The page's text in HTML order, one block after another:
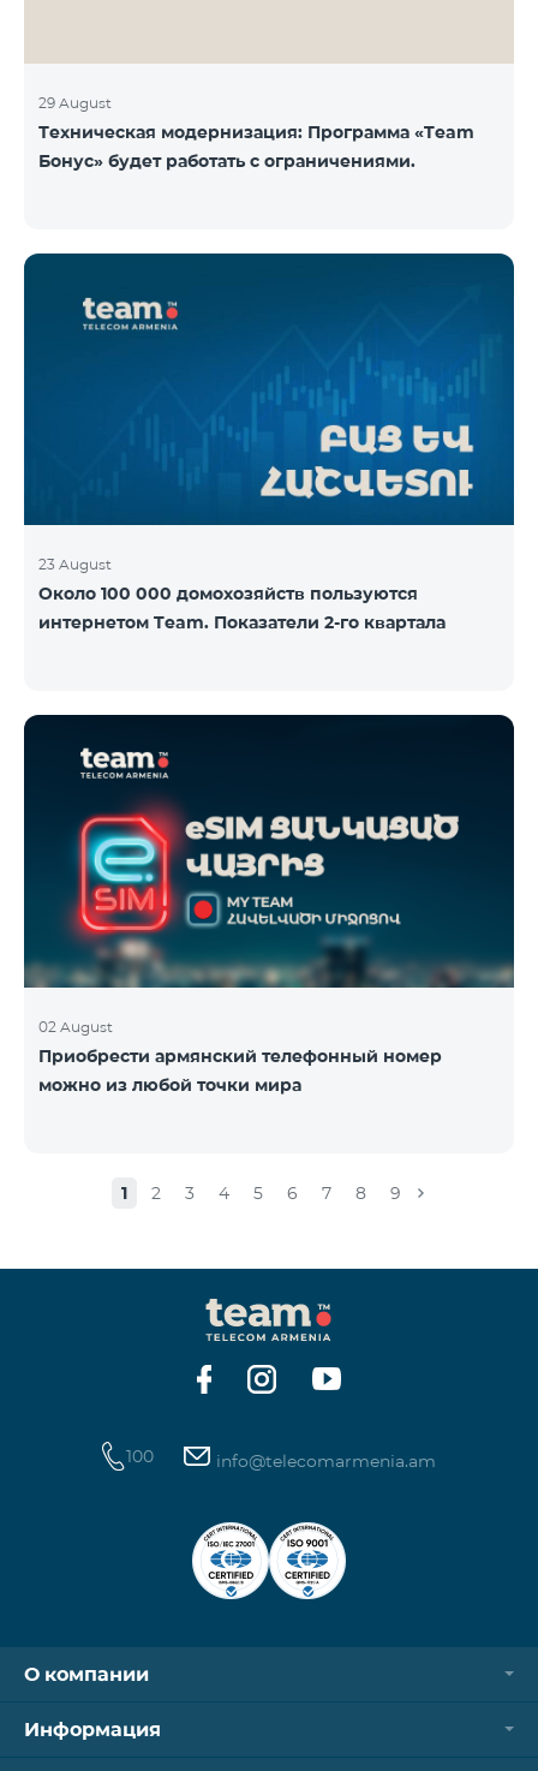
29 August
Техническая модернизация: Программа «Team
Бонус» будет работать с ограничениями.
23 August
Около 100 000 домохозяйств пользуются
интернетом Team. Показатели 2-го квартала
02 August
Приобрести армянский телефонный номер
можно из любой точки мира
1 2 3 4 5 6 7 8 9
100 info@telecomarmenia.am
О компании
Информация